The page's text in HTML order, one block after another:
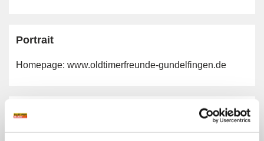
Portrait
Homepage: www.oldtimerfreunde-gundelfingen.de
Allgemeine Angaben